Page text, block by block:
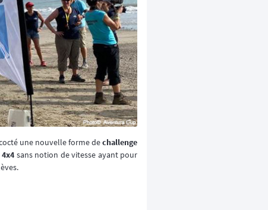
une nouvelle forme dechallenge
sans notion de vitesse ayant pour